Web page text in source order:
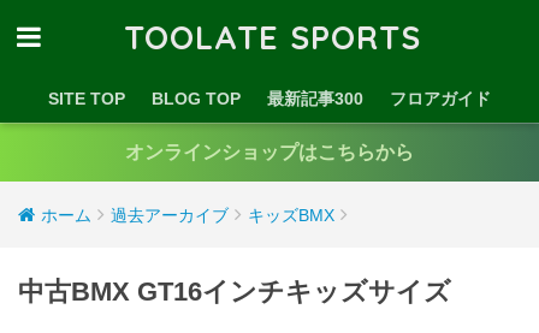
TOOLATE SPORTS
SITE TOP BLOG TOP 最新記事300 フロアガイド
オンラインショップはこちらから
ホーム 過去アーカイブ キッズBMX
中古BMX GT16インチキッズサイズ